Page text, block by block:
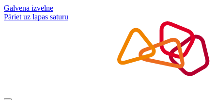
Galvenā izvēlne
Pāriet uz lapas saturu